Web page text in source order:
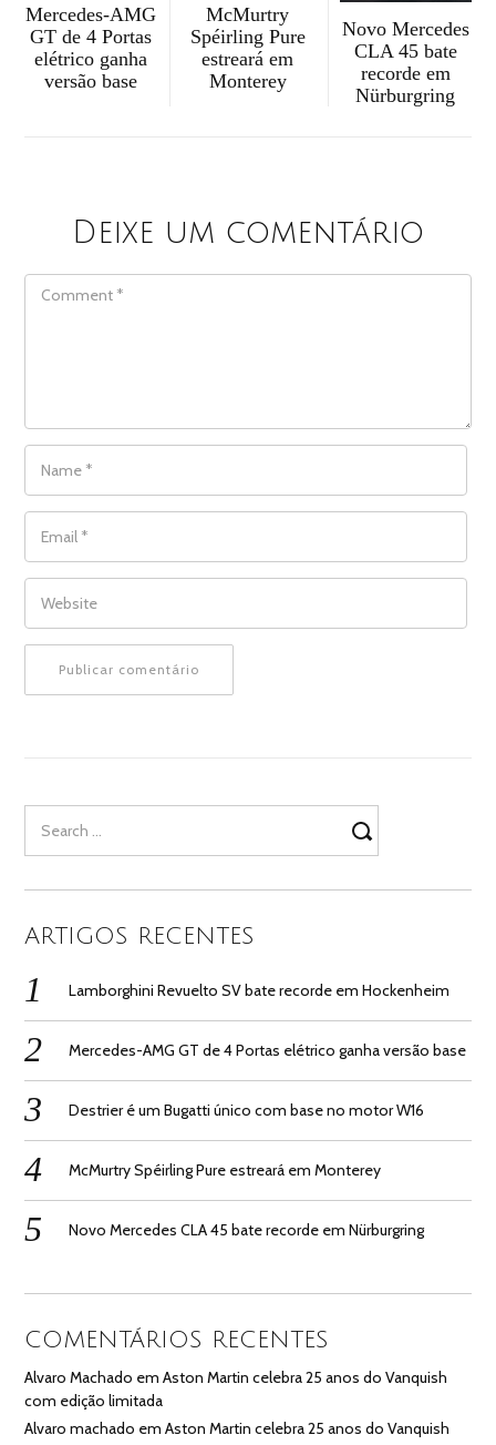
Mercedes-AMG
GT de 4 Portas
elétrico ganha
versão base
McMurtry
Spéirling Pure
estreará em
Monterey
Novo Mercedes
CLA 45 bate
recorde em
Nürburgring
Deixe um comentário
COMMENT
NAME
EMAIL
WEBSITE
for:
ARTIGOS RECENTES
Lamborghini Revuelto SV bate recorde em Hockenheim
Mercedes-AMG GT de 4 Portas elétrico ganha versão base
Destrier é um Bugatti único com base no motor W16
McMurtry Spéirling Pure estreará em Monterey
Novo Mercedes CLA 45 bate recorde em Nürburgring
COMENTÁRIOS RECENTES
Alvaro Machado emAston Martin celebra 25 anos do Vanquish
com edição limitada
Alvaro machado emAston Martin celebra 25 anos do Vanquish